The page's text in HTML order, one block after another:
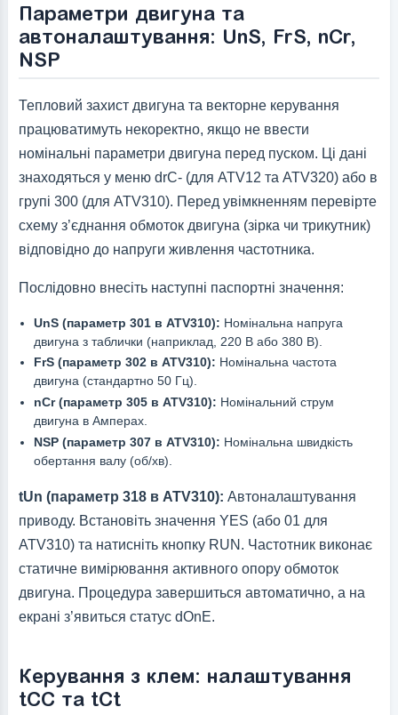
Параметри двигуна та
автоналаштування: UnS, FrS, nCr,
NSP
Тепловий захист двигуна та векторне керування
працюватимуть некоректно, якщо не ввести
номінальні параметри двигуна перед пуском. Ці дані
знаходяться у меню drC- (для ATV12 та ATV320) або в
групі 300 (для ATV310). Перед увімкненням перевірте
схему з’єднання обмоток двигуна (зірка чи трикутник)
відповідно до напруги живлення частотника.
Послідовно внесіть наступні паспортні значення:
UnS (параметр 301 в ATV310): Номінальна напруга
двигуна з таблички (наприклад, 220 В або 380 В).
FrS (параметр 302 в ATV310): Номінальна частота
двигуна (стандартно 50 Гц).
nCr (параметр 305 в ATV310): Номінальний струм
двигуна в Амперах.
NSP (параметр 307 в ATV310): Номінальна швидкість
обертання валу (об/хв).
tUn (параметр 318 в ATV310): Автоналаштування
приводу. Встановіть значення YES (або 01 для
ATV310) та натисніть кнопку RUN. Частотник виконає
статичне вимірювання активного опору обмоток
двигуна. Процедура завершиться автоматично, а на
екрані з’явиться статус dOnE.
Керування з клем: налаштування
tCC та tCt